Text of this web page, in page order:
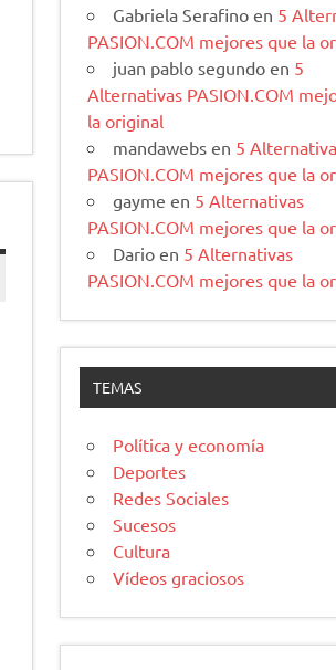
Gabriela Serafino en 5
PASION.COM mejores que la
juan pablo segundo en 5
Alternativas PASION.COM
la original
mandawebs en 5
PASION.COM mejores que la
gayme en 5 Alternativas
PASION.COM mejores que la
Dario en 5 Alternativas
PASION.COM mejores que la
TEMAS
Política y economía
Deportes
Redes Sociales
Sucesos
Cultura
Vídeos graciosos